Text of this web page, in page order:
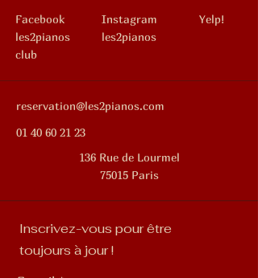
Facebook
les2pianos
club
Instagram
les2pianos
Yelp!
reservation@les2pianos.com
01 40 60 21 23
136 Rue de Lourmel
75015 Paris
Inscrivez-vous pour être
toujours à jour !